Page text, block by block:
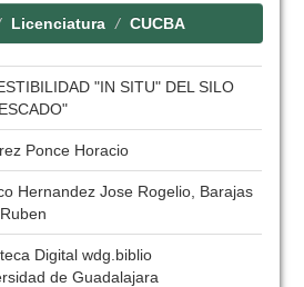
Licenciatura CUCBA
"IN SITU" DEL SILO
Ponce Horacio
Hernandez Jose Rogelio, Barajas
Digital wdg.biblio
de Guadalajara